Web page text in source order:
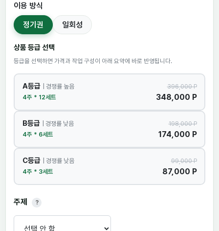
이용 방식
정기권 일회성
상품 등급 선택
등급을 선택하면 가격과 작업 구성이 아래 요약에 바로 반영됩니다.
A등급
| 경쟁률 높음
4주 * 12세트
396,000 P
348,000 P
B등급
| 경쟁률 낮음
4주 * 6세트
198,000 P
174,000 P
C등급
| 경쟁률 낮음
4주 * 3세트
99,000 P
87,000 P
주제 ?